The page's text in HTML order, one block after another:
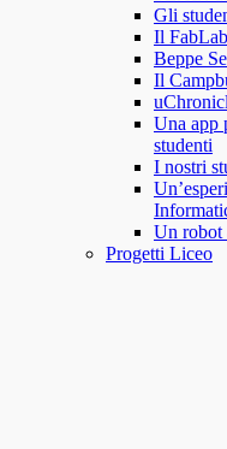
Gli
Il
Beppe
Il
Una app
studenti
I nostri
Un robot
Progetti Liceo